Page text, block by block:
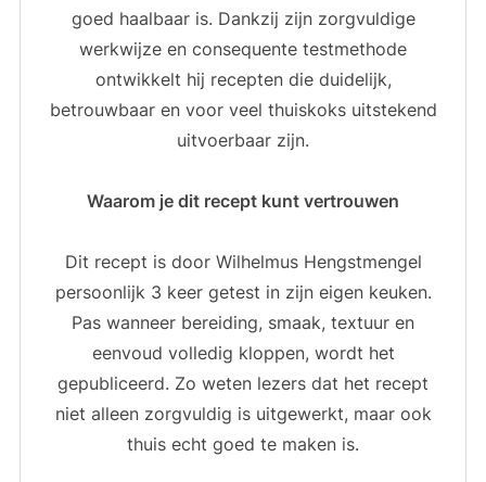
goed haalbaar is. Dankzij zijn zorgvuldige
werkwijze en consequente testmethode
ontwikkelt hij recepten die duidelijk,
betrouwbaar en voor veel thuiskoks uitstekend
uitvoerbaar zijn.
Waarom je dit recept kunt vertrouwen
Dit recept is door Wilhelmus Hengstmengel
persoonlijk 3 keer getest in zijn eigen keuken.
Pas wanneer bereiding, smaak, textuur en
eenvoud volledig kloppen, wordt het
gepubliceerd. Zo weten lezers dat het recept
niet alleen zorgvuldig is uitgewerkt, maar ook
thuis echt goed te maken is.